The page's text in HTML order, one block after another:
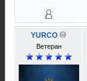
YURCO
Ветеран